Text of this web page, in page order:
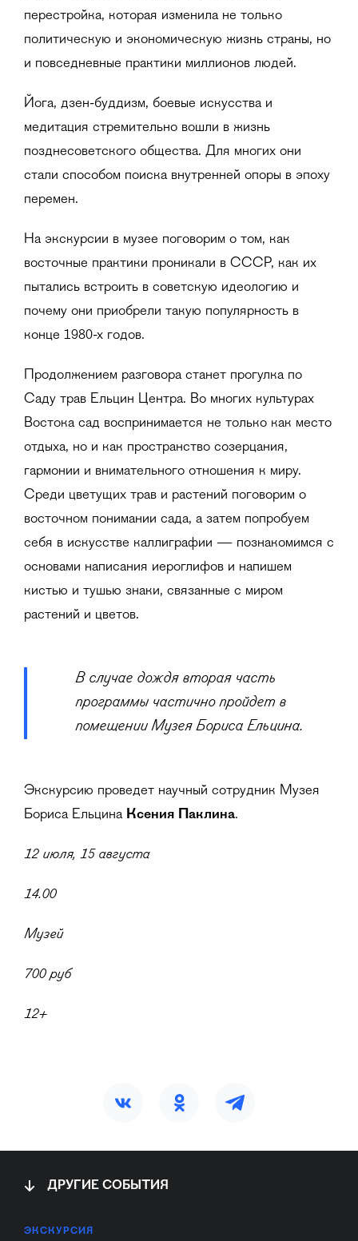
перестройка, которая изменила не только
политическую и экономическую жизнь страны, но
и повседневные практики миллионов людей.
Йога, дзен-буддизм, боевые искусства и
медитация стремительно вошли в жизнь
позднесоветского общества. Для многих они
стали способом поиска внутренней опоры в эпоху
перемен.
На экскурсии в музее поговорим о том, как
восточные практики проникали в СССР, как их
пытались встроить в советскую идеологию и
почему они приобрели такую популярность в
конце 1980-х годов.
Продолжением разговора станет прогулка по
Саду трав Ельцин Центра. Во многих культурах
Востока сад воспринимается не только как место
отдыха, но и как пространство созерцания,
гармонии и внимательного отношения к миру.
Среди цветущих трав и растений поговорим о
восточном понимании сада, а затем попробуем
себя в искусстве каллиграфии — познакомимся с
основами написания иероглифов и напишем
кистью и тушью знаки, связанные с миром
растений и цветов.
В случае дождя вторая часть
программы частично пройдет в
помещении Музея Бориса Ельцина.
Экскурсию проведет научный сотрудник Музея
Бориса Ельцина Ксения Паклина.
12 июля, 15 августа
14.00
Музей
700 руб
12+
ДРУГИЕ СОБЫТИЯ
ЭКСКУРСИЯ